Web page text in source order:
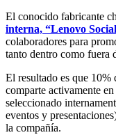
El conocido fabricante
interna, “Lenovo
colaboradores para
tanto dentro como fuera
El resultado es que 10%
comparte activamente
seleccionado
eventos y
la compañía.